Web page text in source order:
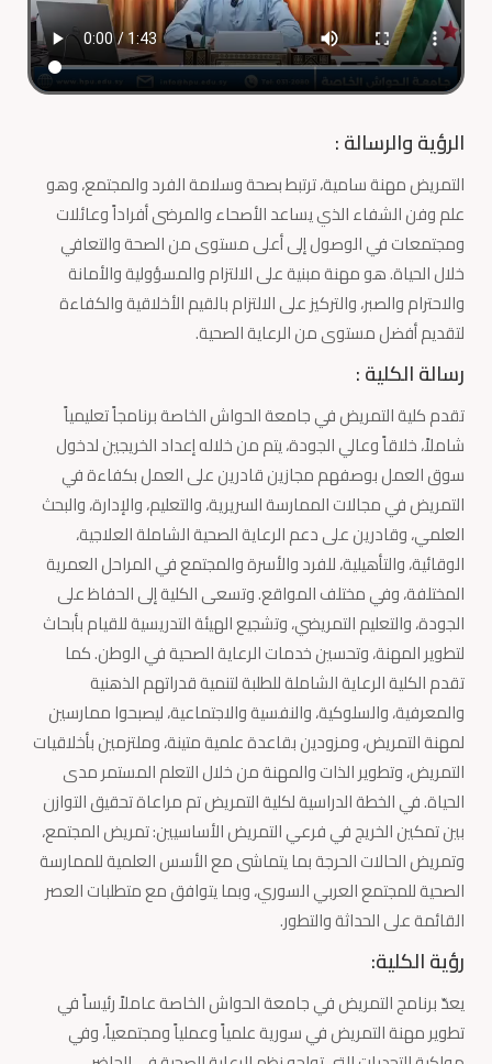
الرؤية والرسالة :
التمريض مهنة سامية، ترتبط بصحة وسلامة الفرد والمجتمع، وهو
علم وفن الشفاء الذي يساعد الأصحاء والمرضى أفراداً وعائلات
ومجتمعات في الوصول إلى أعلى مستوى من الصحة والتعافي
خلال الحياة. هو مهنة مبنية على الالتزام والمسؤولية والأمانة
والاحترام والصبر، والتركيز على الالتزام بالقيم الأخلاقية والكفاءة
لتقديم أفضل مستوى من الرعاية الصحية.
رسالة الكلية :
تقدم كلية التمريض في جامعة الحواش الخاصة برنامجاً تعليمياً
شاملاً، خلاقاً وعالي الجودة، يتم من خلاله إعداد الخريجين لدخول
سوق العمل بوصفهم مجازين قادرين على العمل بكفاءة في
التمريض في مجالات الممارسة السريرية، والتعليم، والإدارة، والبحث
العلمي، وقادرين على دعم الرعاية الصحية الشاملة العلاجية،
الوقائية، والتأهيلية، للفرد والأسرة والمجتمع في المراحل العمرية
المختلفة، وفي مختلف المواقع. وتسعى الكلية إلى الحفاظ على
الجودة، والتعليم التمريضي، وتشجيع الهيئة التدريسية للقيام بأبحاث
لتطوير المهنة، وتحسين خدمات الرعاية الصحية في الوطن. كما
تقدم الكلية الرعاية الشاملة للطلبة لتنمية قدراتهم الذهنية
والمعرفية، والسلوكية، والنفسية والاجتماعية، ليصبحوا ممارسين
لمهنة التمريض، ومزودين بقاعدة علمية متينة، وملتزمين بأخلاقيات
التمريض، وتطوير الذات والمهنة من خلال التعلم المستمر مدى
الحياة. في الخطة الدراسية لكلية التمريض تم مراعاة تحقيق التوازن
بين تمكين الخريج في فرعي التمريض الأساسيين: تمريض المجتمع،
وتمريض الحالات الحرجة بما يتماشى مع الأسس العلمية للممارسة
الصحية للمجتمع العربي السوري، وبما يتوافق مع متطلبات العصر
القائمة على الحداثة والتطور.
رؤية الكلية:
يعدّ برنامج التمريض في جامعة الحواش الخاصة عاملاً رئيساً في
تطوير مهنة التمريض في سورية علمياً وعملياً ومجتمعياً، وفي